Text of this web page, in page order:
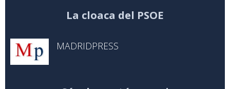
La cloaca del PSOE
MADRIDPRESS